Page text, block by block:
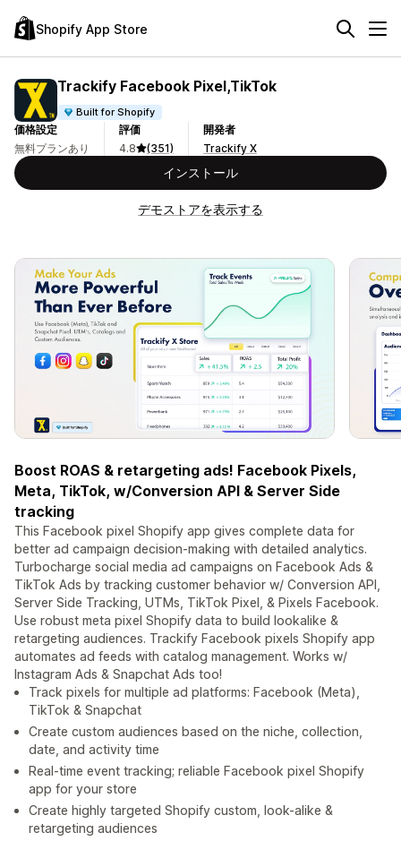
Shopify App Store
Trackify Facebook Pixel,TikTok
Built for Shopify
価格設定
無料プランあり
評価
4.8
(351)
開発者
Trackify X
インストール
デモストアを表示する
Boost ROAS & retargeting ads! Facebook Pixels,
Meta, TikTok, w/Conversion API & Server Side
tracking
This Facebook pixel Shopify app gives complete data for
better ad campaign decision-making with detailed analytics.
Turbocharge social media ad campaigns on Facebook Ads &
TikTok Ads by tracking customer behavior w/ Conversion API,
Server Side Tracking, UTMs, TikTok Pixel, & Pixels Facebook.
Use robust meta pixel Shopify data to build lookalike &
retargeting audiences. Trackify Facebook pixels Shopify app
automates ad feeds with catalog management. Works w/
Instagram Ads & Snapchat Ads too!
Track pixels for multiple ad platforms: Facebook (Meta),
TikTok & Snapchat
Create custom audiences based on the niche, collection,
date, and activity time
Real-time event tracking; reliable Facebook pixel Shopify
app for your store
Create highly targeted Shopify custom, look-alike &
retargeting audiences